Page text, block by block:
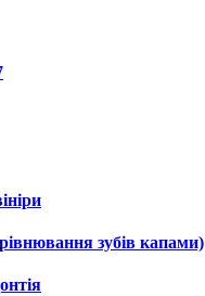
зубів капами)